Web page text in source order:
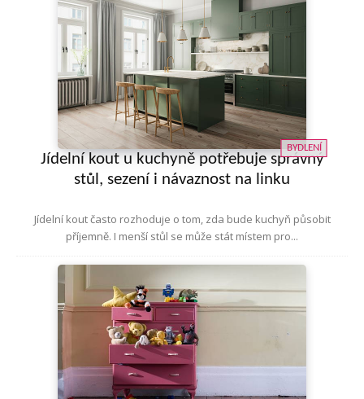
BYDLENÍ
Jídelní kout u kuchyně potřebuje správný
stůl, sezení i návaznost na linku
Jídelní kout často rozhoduje o tom, zda bude kuchyň působit
příjemně. I menší stůl se může stát místem pro...